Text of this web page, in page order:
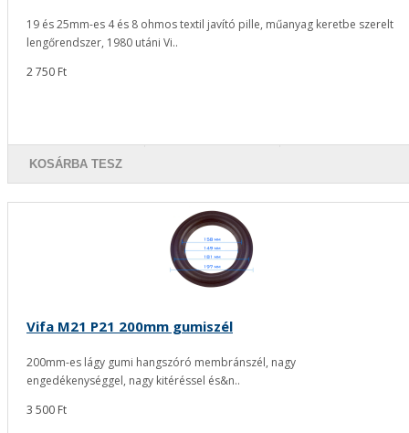
19 és 25mm-es 4 és 8 ohmos textil javító pille, műanyag keretbe szerelt
lengőrendszer, 1980 utáni Vi..
2 750 Ft
KOSÁRBA TESZ
Vifa M21 P21 200mm gumiszél
200mm-es lágy gumi hangszóró membránszél, nagy
engedékenységgel, nagy kitéréssel és&n..
3 500 Ft